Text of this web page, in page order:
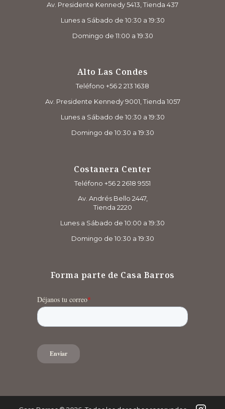
Av. Presidente Kennedy 5413, Tienda 437
Lunes a Sábado de 10:30 a 19:30
Domingo de 11:00 a 19:30
Alto Las Condes
Teléfono +56 2 213 1638
Av. Presidente Kennedy 9001, Tienda 1057
Lunes a Sábado de 10:30 a 19:30
Domingo de 10:30 a 19:30
Costanera Center
Teléfono +56 2 2618 9551
Av. Andrés Bello 2447,
Tienda 2220
Lunes a Sábado de 10:00 a 19:30
Domingo de 10:30 a 19:30
Forma parte de Casa Barros